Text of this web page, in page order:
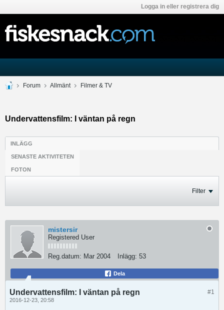
Logga in eller registrera dig
Forum Allmänt Filmer & TV
Undervattensfilm: I väntan på regn
INLÄGG
SENASTE AKTIVITETEN
FOTON
Filter
mistersir
Registered User
Reg.datum: Mar 2004 Inlägg: 53
Dela
#1
Undervattensfilm: I väntan på regn
2016-12-23, 20:58